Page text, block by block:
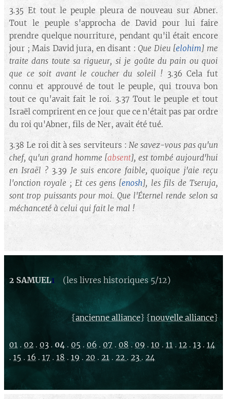
3.35 Et tout le peuple pleura de nouveau sur Abner.
Tout le peuple s'approcha de David pour lui faire
prendre quelque nourriture, pendant qu'il était encore
jour ; Mais David jura, en disant :Que Dieu [elohim] me
traite dans toute sa rigueur, si je goûte du pain ou quoi
que ce soit avant le coucher du soleil ! 3.36 Cela fut
connu et approuvé de tout le peuple, qui trouva bon
tout ce qu'avait fait le roi. 3.37 Tout le peuple et tout
Israël comprirent en ce jour que ce n'était pas par ordre
du roi qu'Abner, fils de Ner, avait été tué.
3.38 Le roi dit à ses serviteurs :Ne savez-vous pas qu'un
chef, qu'un grand homme[absent], est tombé aujourd'hui
en Israël ?3.39 Je suis encore faible, quoique j'aie reçu
l'onction royale ; Et ces gens [enosh], les fils de Tseruja,
sont trop puissants pour moi. Que l'Éternel rende selon sa
méchanceté à celui qui fait le mal !
2 SAMUEL1 (les livres historiques 5/12)
{ancienne alliance} {nouvelle alliance}
01 . 02 . 03 . 04 . 05 . 06 . 07 . 08 . 09 . 10. 11 . 12 . 13 . 14
. 15 . 16 . 17 . 18 . 19. 20 .21 . 22 . 23 . 24